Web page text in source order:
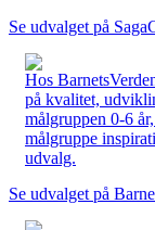
Se udvalget på
Hos
på kvalitet,
målgruppen 0-6
målgruppe
udvalg.
Se udvalget på